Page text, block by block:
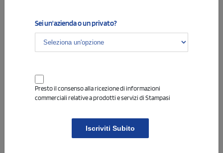
Allega i files di stampa
Sei un'azienda o un privato?
Presto il consenso alla ricezione di informazioni
commerciali relative a prodotti e servizi di Stampasi
Iscriviti Subito